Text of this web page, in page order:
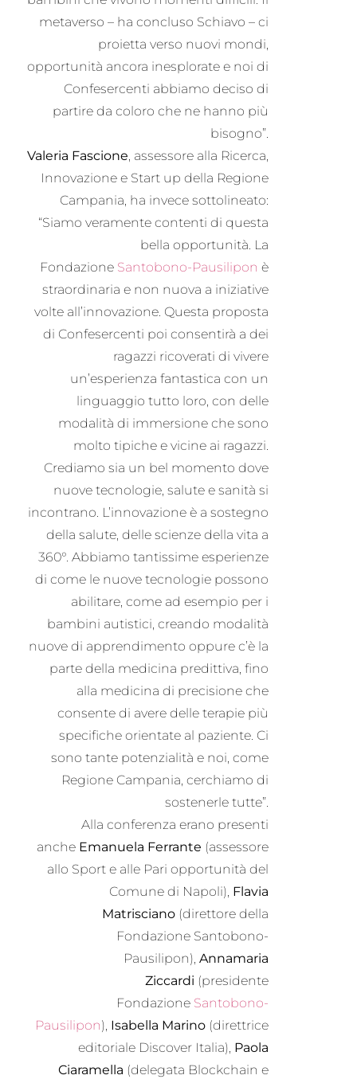
metaverso – ha concluso Schiavo – ci
proietta verso nuovi mondi,
opportunità ancora inesplorate e noi di
Confesercenti abbiamo deciso di
partire da coloro che ne hanno più
bisogno”.
Valeria Fascione , assessore alla Ricerca,
Innovazione e Start up della Regione
Campania, ha invece sottolineato:
“Siamo veramente contenti di questa
bella opportunità. La
Fondazione Santobono-Pausilipon è
straordinaria e non nuova a iniziative
volte all’innovazione. Questa proposta
di Confesercenti poi consentirà a dei
ragazzi ricoverati di vivere
un’esperienza fantastica con un
linguaggio tutto loro, con delle
modalità di immersione che sono
molto tipiche e vicine ai ragazzi.
Crediamo sia un bel momento dove
nuove tecnologie, salute e sanità si
incontrano. L’innovazione è a sostegno
della salute, delle scienze della vita a
360°. Abbiamo tantissime esperienze
di come le nuove tecnologie possono
abilitare, come ad esempio per i
bambini autistici, creando modalità
nuove di apprendimento oppure c’è la
parte della medicina predittiva, fino
alla medicina di precisione che
consente di avere delle terapie più
specifiche orientate al paziente. Ci
sono tante potenzialità e noi, come
Regione Campania, cerchiamo di
sostenerle tutte”.
Alla conferenza erano presenti
anche Emanuela Ferrante (assessore
allo Sport e alle Pari opportunità del
Comune di Napoli), Flavia
Matrisciano (direttore della
Fondazione Santobono-
Pausilipon),Annamaria
Ziccardi (presidente
Fondazione Santobono-
Pausilipon), Isabella Marino (direttrice
editoriale Discover Italia), Paola
Ciaramella (delegata Blockchain e